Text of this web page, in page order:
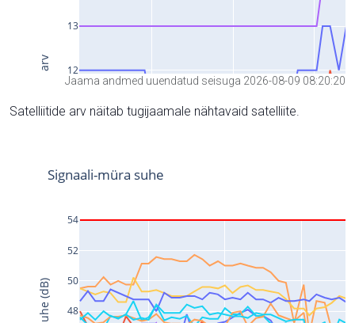
Jaama andmed uuendatud seisuga 2026-08-09 08:20:20
Satelliitide arv näitab tugijaamale nähtavaid satelliite.